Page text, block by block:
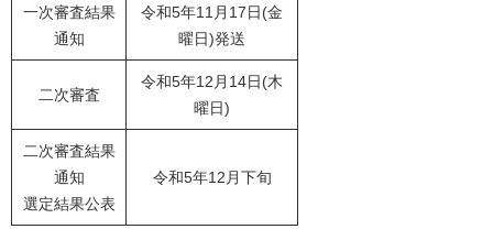
一次審査結果
通知
令和5年11月17日(金
曜日)発送
二次審査
令和5年12月14日(木
曜日)
二次審査結果
通知
選定結果公表
令和5年12月下旬